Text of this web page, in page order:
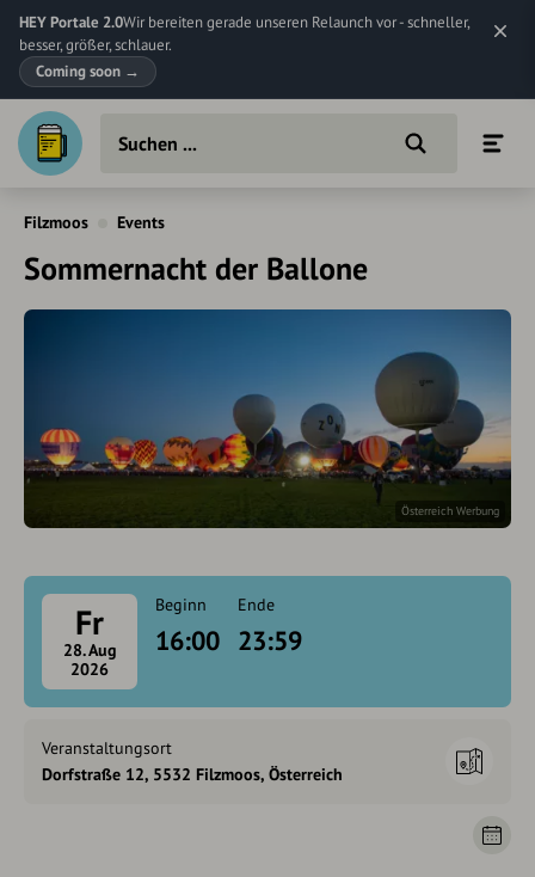
HEY Portale 2.0Wir bereiten gerade unseren Relaunch vor - schneller,
besser, größer, schlauer.
Coming soon →
Filzmoos Events
Sommernacht der Ballone
Österreich Werbung
Fr
28. Aug
2026
Beginn
16:00
Ende
23:59
Veranstaltungsort
Dorfstraße 12, 5532 Filzmoos, Österreich